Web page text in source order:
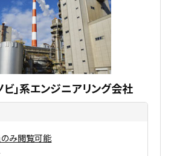
ビ」系エンジニアリング会社
み閲覧可能